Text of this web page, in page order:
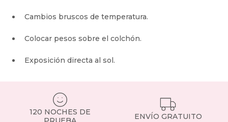
Cambios bruscos de temperatura.
Colocar pesos sobre el colchón.
Exposición directa al sol.
120 NOCHES DE
ENVÍO GRATUITO